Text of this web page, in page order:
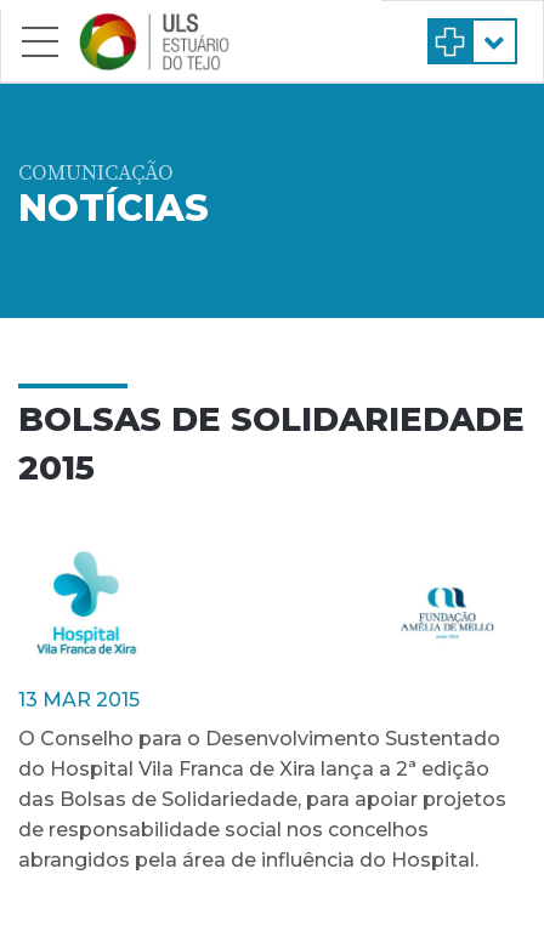
Saltar para conteúdo principal
COMUNICAÇÃO
NOTÍCIAS
BOLSAS DE SOLIDARIEDADE
2015
13 MAR 2015
O Conselho para o Desenvolvimento Sustentado
do Hospital Vila Franca de Xira lança a 2ª edição
das Bolsas de Solidariedade, para apoiar projetos
de responsabilidade social nos concelhos
abrangidos pela área de influência do Hospital.